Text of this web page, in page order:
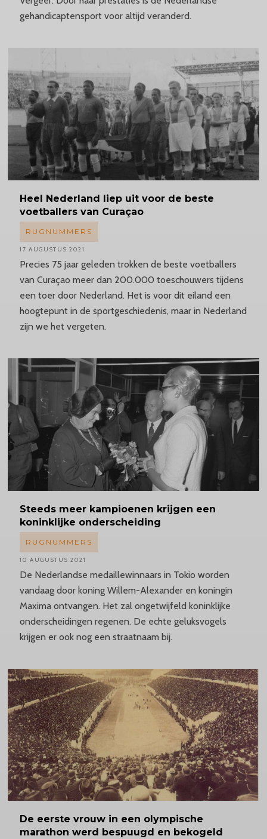
gehandicaptensport voor altijd veranderd.
Heel Nederland liep uit voor de beste
voetballers van Curaçao
Precies 75 jaar geleden trokken de beste voetballers
van Curaçao meer dan 200.000 toeschouwers tijdens
een toer door Nederland. Het is voor dit eiland een
hoogtepunt in de sportgeschiedenis, maar in Nederland
zijn we het vergeten.
RUGNUMMERS
17 AUGUSTUS 2021
Steeds meer kampioenen krijgen een
koninklijke onderscheiding
De Nederlandse medaillewinnaars in Tokio worden
vandaag door koning Willem-Alexander en koningin
Maxima ontvangen. Het zal ongetwijfeld koninklijke
onderscheidingen regenen. De echte geluksvogels
krijgen er ook nog een straatnaam bij.
RUGNUMMERS
10 AUGUSTUS 2021
De eerste vrouw in een olympische
marathon werd bespuugd en bekogeld